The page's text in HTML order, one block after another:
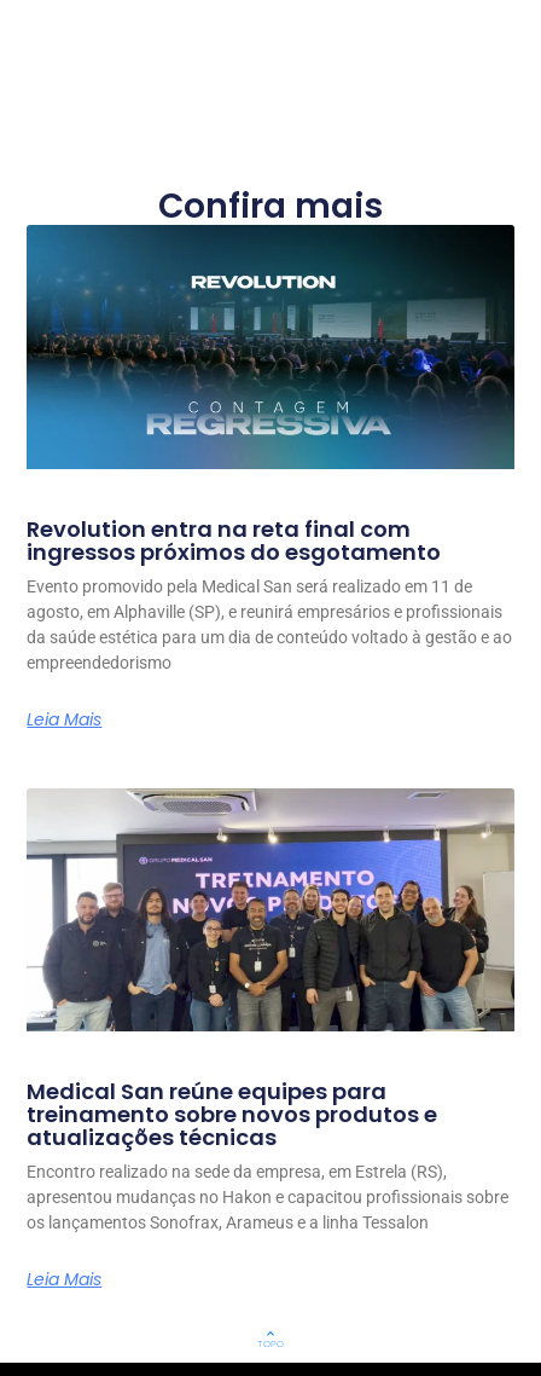
Confira mais
Revolution entra na reta final com
ingressos próximos do esgotamento
Evento promovido pela Medical San será realizado em 11 de
agosto, em Alphaville (SP), e reunirá empresários e profissionais
da saúde estética para um dia de conteúdo voltado à gestão e ao
empreendedorismo
Leia Mais
Medical San reúne equipes para
treinamento sobre novos produtos e
atualizações técnicas
Encontro realizado na sede da empresa, em Estrela (RS),
apresentou mudanças no Hakon e capacitou profissionais sobre
os lançamentos Sonofrax, Arameus e a linha Tessalon
Leia Mais
keyboard_arrow_up
TOPO